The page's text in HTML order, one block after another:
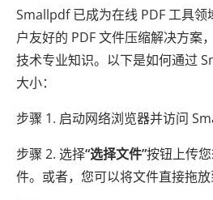
Smallpdf 已成为在线 PDF 工具领
户友好的 PDF 文件压缩解决方案
技术专业知识。以下是如何通过
大小：
步骤 1. 启动网络浏览器并访问
步骤 2. 选择“选择文件”按钮上传
件。或者，您可以将文件直接拖放